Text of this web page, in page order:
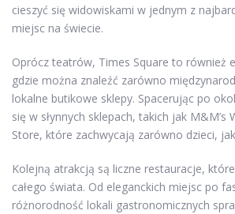
cieszyć się widowiskami w jednym z
miejsc na świecie.
Oprócz teatrów, Times Square to również
gdzie można znaleźć zarówno
lokalne butikowe sklepy. Spacerując po
się w słynnych sklepach, takich jak M&M’s
Store, które zachwycają zarówno dzieci,
Kolejną atrakcją są liczne restauracje,
całego świata. Od eleganckich miejsc po
różnorodność lokali gastronomicznych